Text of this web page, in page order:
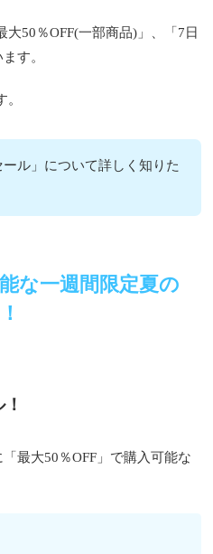
50％OFF(一部商品)」、「7日
す。
ール」について詳しく知りた
な一週間限定夏の
最大50％OFF」で購入可能な